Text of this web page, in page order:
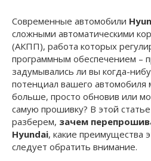
Современные автомобили
сложными автоматическими
(АКПП), работа которых
программным обеспечением –
задумывались ли вы когда-
потенциал вашего
больше, просто обновив или
самую прошивку? В этой
разберем, зачем
Hyundai, какие преимущества
следует обратить внимание.